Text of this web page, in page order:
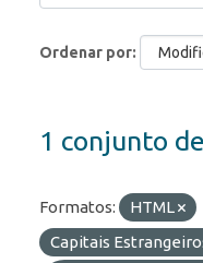
Ordenar por
1 conjunto
Formatos: HTML
Capitais